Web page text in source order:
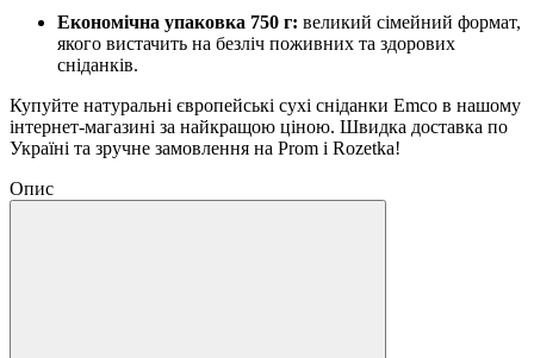
Економічна упаковка 750 г: великий сімейний формат,
якого вистачить на безліч поживних та здорових
сніданків.
Купуйте натуральні європейські сухі сніданки Emco в нашому
інтернет-магазині за найкращою ціною. Швидка доставка по
Україні та зручне замовлення на Prom і Rozetka!
Опис